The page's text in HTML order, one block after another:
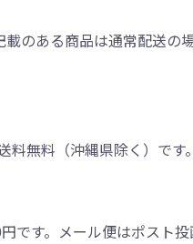
のある商品は通常配送の
無料（沖縄県除く）です。
す。メール便はポスト投